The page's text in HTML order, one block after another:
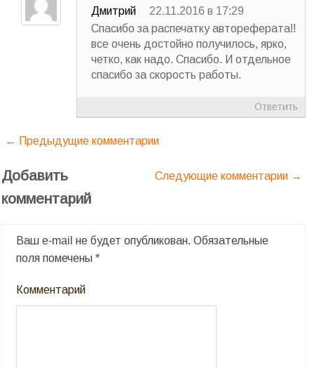
Дмитрий
22.11.2016 в 17:29
Спасибо за распечатку автореферата!!
все очень достойно получилось, ярко,
четко, как надо. Спасибо. И отдельное
спасибо за скорость работы.
Ответить
← Предыдущие комментарии
Следующие комментарии →
Добавить
комментарий
Ваш e-mail не будет опубликован. Обязательные
поля помечены*
Комментарий